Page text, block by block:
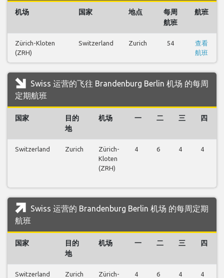
机场 国家 地点
每周
航班
航班
Zürich-Kloten
(ZRH)
Switzerland Zurich 54
查看
航班
Swiss 运营的飞往 Brandenburg Berlin 机场 的每周
定期航班
国家
目的
地
机场 一 二 三 四
Switzerland Zurich
Zürich-
Kloten
(ZRH)
4 6 4 4
Swiss 运营的 Brandenburg Berlin 机场 的每周定期
航班
国家
目的
地
机场 一 二 三 四
Switzerland Zurich
Zürich-
4 6 4 4